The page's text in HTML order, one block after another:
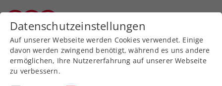
Zurück zur Newsübersicht
Turniere
Datenschutzeinstellungen
Auf unserer Webseite werden Cookies verwendet. Einige
davon werden zwingend benötigt, während es uns andere
ermöglichen, Ihre Nutzererfahrung auf unserer Webseite
zu verbessern.